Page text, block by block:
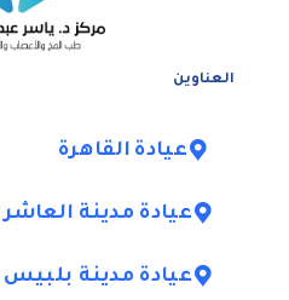
العناوين
عيادة القاهرة
عيادة مدينة العاشر
عيادة مدينة بلبيس